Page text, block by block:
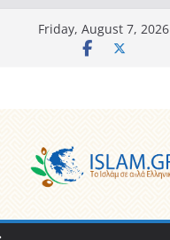
Friday, August 7, 2026